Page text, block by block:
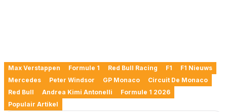
Max Verstappen Formule 1 Red Bull Racing F1
F1 Nieuws
Mercedes
Peter Windsor GP Monaco
Circuit De Monaco
Red Bull
Andrea Kimi Antonelli
Formule 1 2026
Populair Artikel